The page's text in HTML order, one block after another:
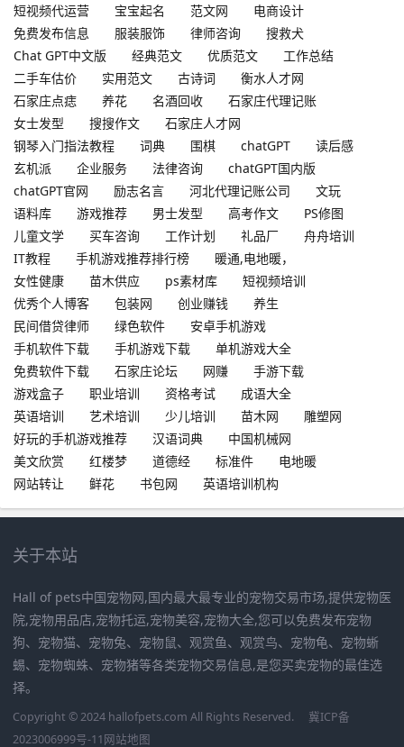
短视频代运营
宝宝起名 范文网
电商设计
免费发布信息
服装服饰 律师咨询
搜救犬
Chat GPT中文版
经典范文 优质范文
工作总结
二手车估价
实用范文 古诗词
衡水人才网
石家庄点痣
养花 名酒回收
石家庄代理记账
女士发型
搜搜作文
石家庄人才网
钢琴入门指法教程
词典 围棋 chatGPT
读后感
玄机派
企业服务 法律咨询
chatGPT国内版
chatGPT官网
励志名言 河北代理记账公司
文玩
语料库
游戏推荐 男士发型 高考作文
PS修图
儿童文学
买车咨询 工作计划 礼品厂
舟舟培训
IT教程
手机游戏推荐排行榜
暖通,电地暖，
女性健康
苗木供应 ps素材库
短视频培训
优秀个人博客
包装网 创业赚钱
养生
民间借贷律师
绿色软件
安卓手机游戏
手机软件下载
手机游戏下载
单机游戏大全
免费软件下载
石家庄论坛 网赚
手游下载
游戏盒子
职业培训 资格考试
成语大全
英语培训
艺术培训 少儿培训 苗木网
雕塑网
好玩的手机游戏推荐
汉语词典
中国机械网
美文欣赏
红楼梦 道德经 标准件
电地暖
网站转让
鲜花 书包网 英语培训机构
关于本站
Hall of pets中国宠物网,国内最大最专业的宠物交易市场,提供宠物医
院,宠物用品店,宠物托运,宠物美容,宠物大全,您可以免费发布宠物
狗、宠物猫、宠物兔、宠物鼠、观赏鱼、观赏鸟、宠物龟、宠物蜥
蜴、宠物蜘蛛、宠物猪等各类宠物交易信息,是您买卖宠物的最佳选
择。
Copyright © 2024 hallofpets.com All Rights Reserved.
冀ICP备
2023006999号-11网站地图